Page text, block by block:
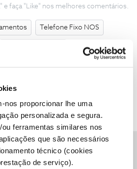
nos proporcionar lhe uma
personalizada e segura.
ferramentas similares nos
que são necessários
técnico (cookies
de serviço).
e faça "Like" nos melhores comentários.
Telefone Fixo NOS
Telefone fixo com fios